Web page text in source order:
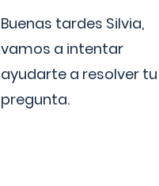
Buenas tardes Silvia,
vamos a intentar
ayudarte a resolver tu
pregunta.